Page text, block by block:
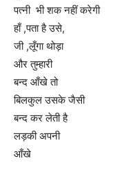
पत्नी भी शक नहीं करेगी
हाँ ,पता है उसे,
जी ,लूँगा थोड़ा
और तुम्हारी
बन्द आँखे तो
बिलकुल उसके जैसी
बन्द कर लेती है
लड़की अपनी
आँखे